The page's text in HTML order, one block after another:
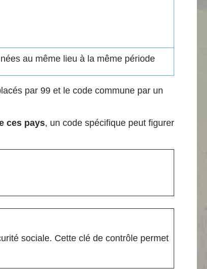
au même lieu à la même période
par 99 et le code commune par un
ces pays, un code spécifique peut figurer
sociale. Cette clé de contrôle permet